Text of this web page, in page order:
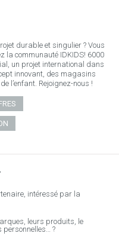
durable et singulier ? Vous
la communauté IDKIDS! 6000
un projet international dans
innovant, des magasins
l’enfant. Rejoignez-nous !
intéressé par la
leurs produits, le
personnelles… ?